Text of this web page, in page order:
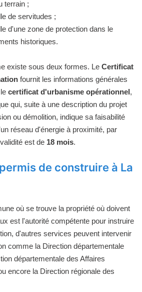
terrain ;
de servitudes ;
d'une zone de protection dans le
historiques.
existe sous deux formes. Le Certificat
fournit les informations générales
certificat d'urbanisme opérationnel,
qui, suite à une description du projet
ou démolition, indique sa faisabilité
réseau d'énergie à proximité, par
est de 18 mois.
de construire à La
où se trouve la propriété où doivent
est l'autorité compétente pour instruire
d'autres services peuvent intervenir
comme la Direction départementale
départementale des Affaires
encore la Direction régionale des